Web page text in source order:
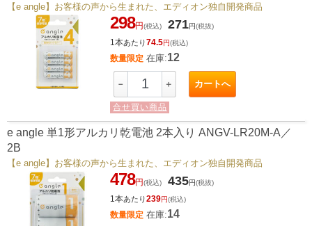
【e angle】お客様の声から生まれた、エディオン独自開発商品
298円(税込) 271円(税抜)
1本あたり74.5円(税込)
数量限定 在庫:12
－ ＋ カートへ
合せ買い商品
e angle 単1形アルカリ乾電池 2本入り ANGV-LR20M-A／
2B
【e angle】お客様の声から生まれた、エディオン独自開発商品
478円(税込) 435円(税抜)
1本あたり239円(税込)
数量限定 在庫:14